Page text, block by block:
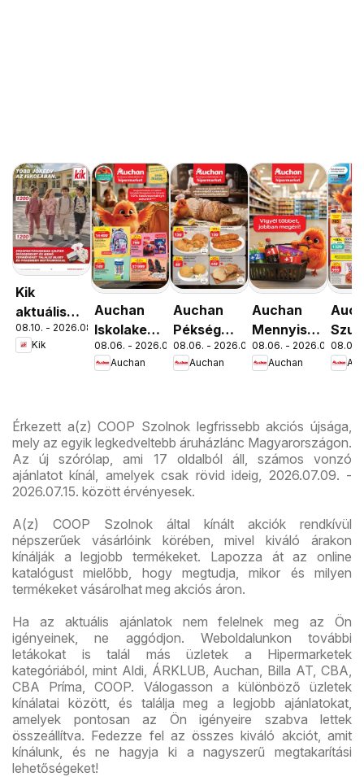
Kik
aktuális
akciós
újság
08.10. - 2026.08.16.
Kik
Auchan
Iskolakezdés
ajánlatok
08.06. - 2026.08.19.
Auchan
Auchan
Pékség
ajánlataink
08.06. - 2026.08.12.
Auchan
Auchan
Mennyiségi
kedvezmény
ajánlataink
08.06. - 2026.08.19.
Auchan
08.06.
Érkezett a(z) COOP Szolnok legfrissebb akciós újsága,
mely az egyik legkedveltebb áruházlánc Magyarországon.
Az új szórólap, ami 17 oldalból áll, számos vonzó
ajánlatot kínál, amelyek csak rövid ideig, 2026.07.09. -
2026.07.15. között érvényesek.
A(z) COOP Szolnok által kínált akciók rendkívül
népszerűek vásárlóink körében, mivel kiváló árakon
kínálják a legjobb termékeket. Lapozza át az online
katalógust mielőbb, hogy megtudja, mikor és milyen
termékeket vásárolhat meg akciós áron.
Ha az aktuális ajánlatok nem felelnek meg az Ön
igényeinek, ne aggódjon. Weboldalunkon további
letákokat is talál más üzletek a Hipermarketek
kategóriából, mint Aldi, ÁRKLUB, Auchan, Billa AT, CBA,
CBA Príma, COOP. Válogasson a különböző üzletek
kínálatai között, és találja meg a legjobb ajánlatokat,
amelyek pontosan az Ön igényeire szabva lettek
összeállítva. Fedezze fel az összes kiváló akciót, amit
kínálunk, és ne hagyja ki a nagyszerű megtakarítási
lehetőségeket!